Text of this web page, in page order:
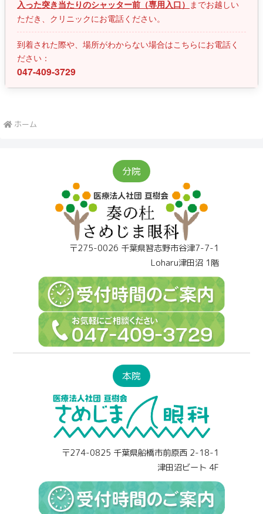
入った突き当たりのシャッター前（専用入口） までお越しい
ただき、クリニックにお電話ください。
到着された際や、場所がわからない場合はこちらにお電話く
ださい：
047-409-3729
ホーム
分院
〒275-0026 千葉県習志野市谷津7-7-1
Loharu津田沼 1階
本院
〒274-0825 千葉県船橋市前原西 2-18-1
津田沼ビート 4F